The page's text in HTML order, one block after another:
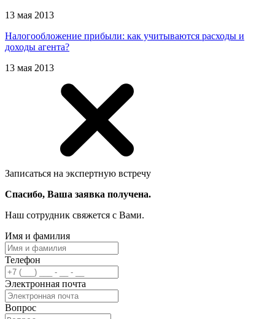
13 мая 2013
Налогообложение прибыли: как учитываются расходы и
доходы агента?
13 мая 2013
Записаться на экспертную встречу
Спасибо, Ваша заявка получена.
Наш сотрудник свяжется с Вами.
Имя и фамилия
Телефон
Электронная почта
Вопрос